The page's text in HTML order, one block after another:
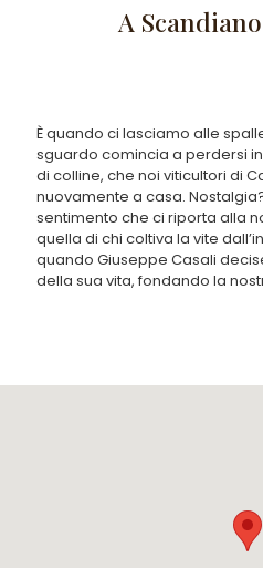
A
È quando ci lasciamo alle
sguardo comincia a perdersi
di colline, che noi viticultori di
nuovamente a casa.
sentimento che ci riporta alla
quella di chi coltiva la vite
quando Giuseppe Casali
della sua vita, fondando la